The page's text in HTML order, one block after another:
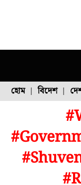
হোম বিদেশ